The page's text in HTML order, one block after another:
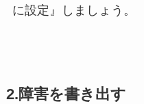
に設定』しましょう。
2.障害を書き出す